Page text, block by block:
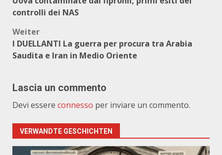
controlli dei NAS
Weiter
I DUELLANTI La guerra per procura tra Arabia
Saudita e Iran in Medio Oriente
Lascia un commento
Devi essere connesso per inviare un commento.
VERWANDTE GESCHICHTEN